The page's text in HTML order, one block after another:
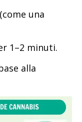
(come una
1–2 minuti.
alla